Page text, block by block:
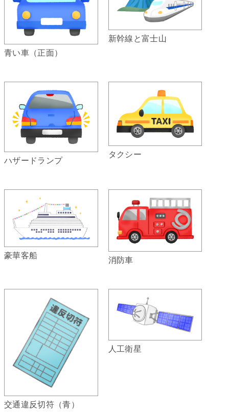
青い車（正面）
新幹線と富士山
ハザードランプ
タクシー
豪華客船 消防車
交通違反切符（青）
人工衛星